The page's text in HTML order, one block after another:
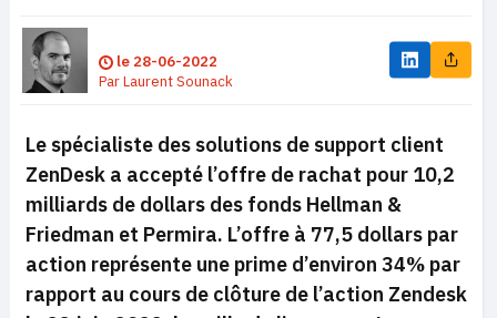
le 28-06-2022
ParLaurent Sounack
Le spécialiste des solutions de support client
ZenDesk a accepté l’offre de rachat pour 10,2
milliards de dollars des fonds Hellman &
Friedman et Permira. L’offre à 77,5 dollars par
action représente une prime d’environ 34% par
rapport au cours de clôture de l’action Zendesk